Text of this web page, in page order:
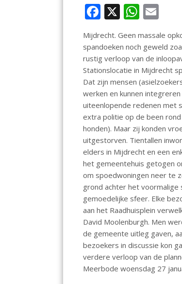
F
ac
e
b
o
o
k
X W
h
at
s
A
p
p
ai
l
Mijdrecht. Geen massale
spandoeken noch geweld
rustig verloop van de
Stationslocatie in Mijdrecht
Dat zijn mensen
werken en kunnen
uiteenlopende redenen met
extra politie op de been
honden). Maar zij konden
uitgestorven. Tientallen
elders in Mijdrecht en een
het gemeentehuis getogen
om spoedwoningen neer te
grond achter het voormalige
gemoedelijke sfeer. Elke
aan het Raadhuisplein
David Moolenburgh. Men
de gemeente uitleg gaven,
bezoekers in discussie kon
verdere verloop van de
Meerbode woensdag 27